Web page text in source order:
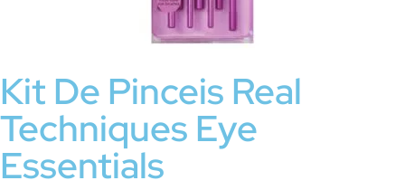
Kit De Pinceis Real
Techniques Eye
Essentials